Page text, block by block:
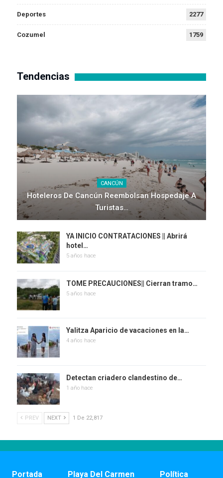
Deportes 2277
Cozumel 1759
Tendencias
CANCÚN
Hoteleros De Cancún Reembolsan Hospedaje A
Turistas…
YA INICIO CONTRATACIONES || Abrirá
hotel…
5 años hace
TOME PRECAUCIONES|| Cierran tramo…
5 años hace
Yalitza Aparicio de vacaciones en la…
4 años hace
Detectan criadero clandestino de…
1 año hace
PREV NEXT 1 De 22,817
Portada Playa Del Carmen Política